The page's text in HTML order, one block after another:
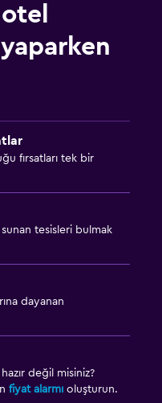
fırsatları tek bir
tesisleri bulmak
dayanan
değil misiniz?
fiyat alarmı oluşturun.